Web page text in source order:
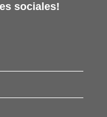
sociales!